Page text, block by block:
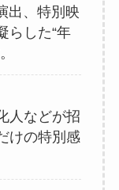
出、特別映
らした“年
人などが招
けの特別感